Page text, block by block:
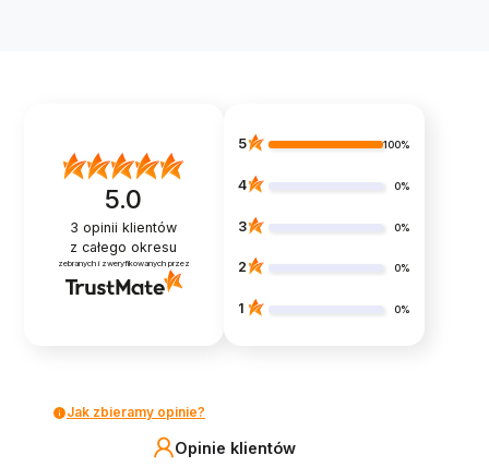
5.0
3 opinii klientów
z całego okresu
zebranych i zweryfikowanych przez
5 100%
4 0%
3 0%
2 0%
1 0%
Jak zbieramy opinie?
Opinie klientów